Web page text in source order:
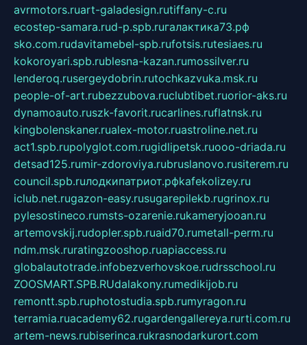
avrmotors.ruart-galadesign.rutiffany-c.ru
ecostep-samara.rud-p.spb.ruгалактика73.рф
sko.com.rudavitamebel-spb.rufotsis.rutesiaes.ru
kokoroyari.spb.rublesna-kazan.rumossilver.ru
lenderoq.rusergeydobrin.rutochkazvuka.msk.ru
people-of-art.rubezzubova.ruclubtibet.ruorior-aks.ru
dynamoauto.ruszk-favorit.rucarlines.ruflatnsk.ru
kingbolenskaner.rualex-motor.ruastroline.net.ru
act1.spb.rupolyglot.com.rugidlipetsk.ruooo-driada.ru
detsad125.rumir-zdoroviya.rubruslanovo.rusiterem.ru
council.spb.ruлодкипатриот.рфkafekolizey.ru
iclub.net.rugazon-easy.rusugarepilekb.rugrinox.ru
pylesostineco.rumsts-ozarenie.rukameryjooan.ru
artemovskij.rudopler.spb.ruaid70.rumetall-perm.ru
ndm.msk.ruratingzooshop.ruapiaccess.ru
globalautotrade.infobezverhovskoe.rudrsschool.ru
ZOOSMART.SPB.RUdalakony.rumedikijob.ru
remontt.spb.ruphotostudia.spb.rumyragon.ru
terramia.ruacademy62.rugardengallereya.rurti.com.ru
artem-news.rubiserinca.rukrasnodarkurort.com